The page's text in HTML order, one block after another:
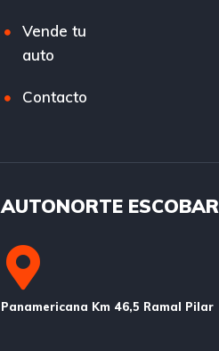
Vende tu
auto
Contacto
AUTONORTE ESCOBAR
Panamericana Km 46,5 Ramal Pilar